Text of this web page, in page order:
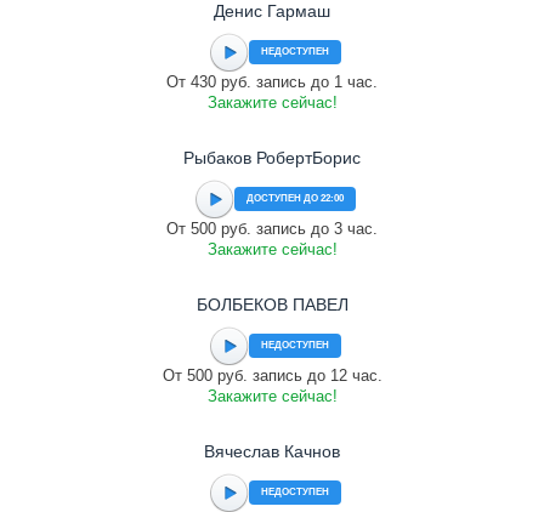
Денис Гармаш
НЕДОСТУПЕН
От 430 руб. запись до 1 час.
Закажите сейчас!
Рыбаков РобертБорис
ДОСТУПЕН ДО 22:00
От 500 руб. запись до 3 час.
Закажите сейчас!
БОЛБЕКОВ ПАВЕЛ
НЕДОСТУПЕН
От 500 руб. запись до 12 час.
Закажите сейчас!
Вячеслав Качнов
НЕДОСТУПЕН